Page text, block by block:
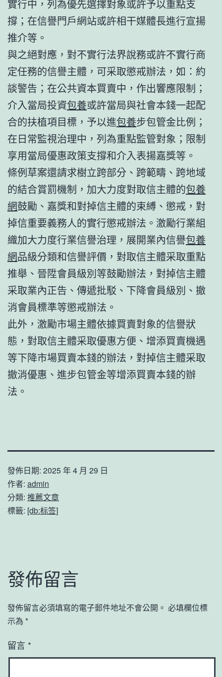
實行中，列為優先選擇對象或許予以重點支
撐；在信譽門戶網站或許相干媒體長進行宣揚
推介等。
與之絕對應，對不實行法界說務或許不實行商
定任務的信譽主體，可采取懲戒辦法，如：約
談警告；在公共資本買賣中，作出響應限制；
介入當局投資包養或許當局與社會本錢一起配
合的扶植項目標，予以進包養步包管金比例；
在日常監視治理中，列為重點監管對象；限制
享用當局優惠政策支撐和介入表揚嘉獎等。
條例草案還請求樹立跨部分、跨範疇、跨地域
的結合賞罰機制，加大力度對取信主體的包養
網鼓勵、嘉獎和對掉信主體的束縛、懲戒，對
掉信重要義務人的實行懲戒辦法。激勵行業組
織加大力度行業信譽治理，展開業內信譽包養
網品級分類和信譽評價，對取信主體采取重點
推舉、晉陞會員級別等鼓勵辦法，對掉信主體
采取業內正告、傳遞批駁、下降會員級別、撤
消會員標準等懲戒辦法。
此外，激勵市場主體依據買賣對象的信譽狀
態，對取信主體采取優惠方便、增添買賣機遇
等下降市場買賣本錢的辦法，對掉信主體采取
撤消優惠、進步包管金等增添買賣本錢的辦
法。
發佈日期: 2025 年 4 月 29 日
作者: admin
分類: 推薦文章
標籤: [db:标签]
發佈留言
發佈留言必須填寫的電子郵件地址不會公開。 必填欄位標
示為 *
留言 *